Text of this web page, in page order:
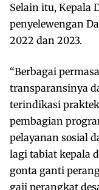
Selain itu, Kepala
penyelewengan
2022 dan 2023.
“Berbagai
transparansinya
terindikasi
pembagian
pelayanan sosial
lagi tabiat kepala
gonta ganti
gaji perangkat